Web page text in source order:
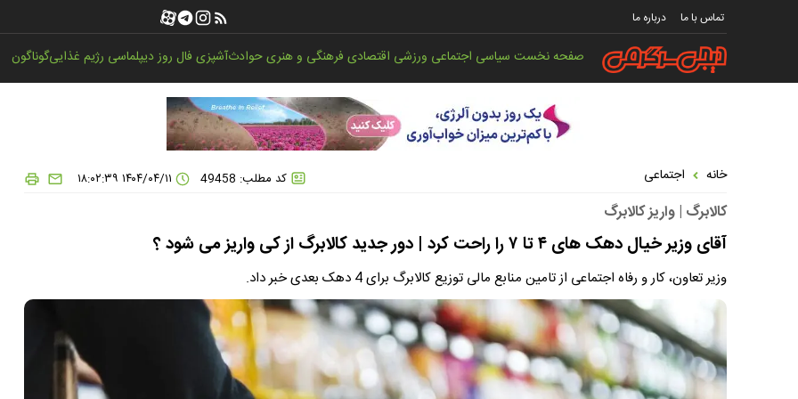
تماس با ما درباره ما
صفحه نخستسیاسی اجتماعی ورزشی اقتصادیفرهنگی و هنریحوادثآشپزیفال روزدیپلماسی رژیم غذاییگوناگون
خانه اجتماعی کد مطلب: 49458
کالابرگ | واریز کالابرگ
آقای وزیر خیال دهک های ۴ تا ۷ را راحت کرد | دور جدید کالابرگ از کی واریز می شود ؟
وزیر تعاون، کار و رفاه اجتماعی از تامین منابع مالی توزیع کالابرگ برای 4 دهک بعدی خبر داد.